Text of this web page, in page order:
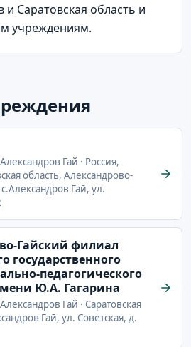
и Саратовская область и
учреждениям.
Гай · Россия,
область, Александрово-
Гай, ул.
Гайский филиал
государственного
педагогического
Ю.А. Гагарина
Гай · Саратовская
Гай, ул. Советская, д.